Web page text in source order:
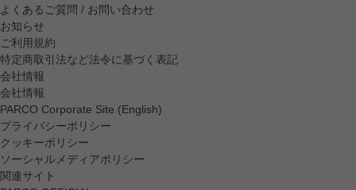
よくあるご質問 / お問い合わせ
お知らせ
ご利用規約
特定商取引法など法令に基づく表記
会社情報
会社情報
PARCO Corporate Site (English)
プライバシーポリシー
クッキーポリシー
ソーシャルメディアポリシー
関連サイト